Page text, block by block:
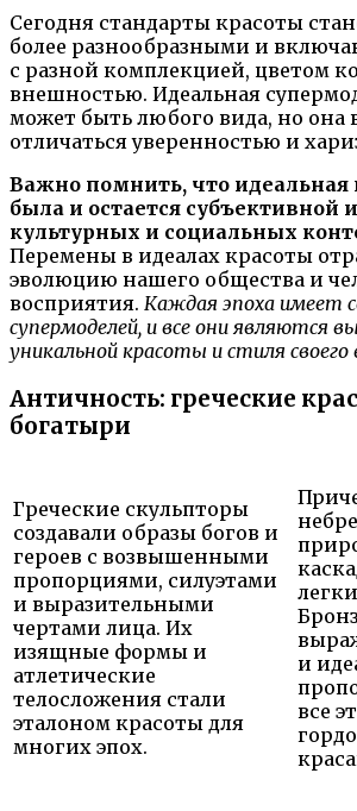
Сегодня стандарты красоты
более разнообразными и
с разной комплекцией, цветом
внешностью. Идеальная
может быть любого вида, но она
отличаться уверенностью и
Важно помнить, что идеальная
была и остается субъективной
культурных и социальных
Перемены в идеалах красоты
эволюцию нашего общества и
восприятия. Каждая эпоха имеет
супермоделей, и все они являются
уникальной красоты и стиля своего
Античность: греческие
богатыри
Греческие скульпторы
создавали образы богов и
героев с возвышенными
пропорциями, силуэтами
и выразительными
чертами лица. Их
изящные формы и
атлетические
телосложения стали
эталоном красоты для
многих эпох.
и
все